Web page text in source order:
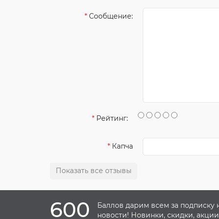
Сообщение:
Рейтинг:
Капча
Показать все отзывы
600
Баллов дарим всем за подписку
новости! Новинки, скидки,